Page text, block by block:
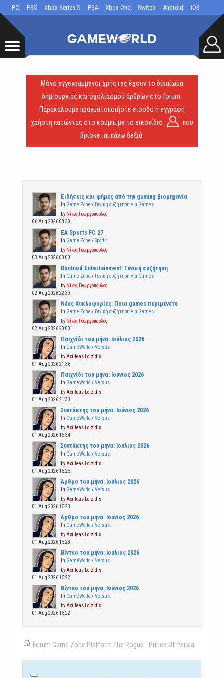
PC PS5 Xbox Series X PS4 Xbox One Switch Android iOS
Μόνο εγγεγραμμένοι χρήστες έχουν το δικαίωμα
δημιουργίας και σχολιασμού άρθρων στο forum.
Παρακαλούμε πραγματοποιήστε είσοδο ή εγγραφή
χρήστη πατώντας στο κουμπί με το εικονίδιο
που
βρίσκεται πάνω δεξιά.
Ειδήσεις και φήμες από την gaming βιομηχανία
In Game Zone / Γενική συζήτηση για Games
by Νίκος Γεωργόπουλος
06 Aug 2026 08:30
EA Sports FC 27
In Game Zone /Sports
by Νίκος Γεωργόπουλος
03 Aug 2026 00:00
Dontnod Entertainment: Γενική συζήτηση
In Game Zone / Γενική συζήτηση για Games
by Νίκος Γεωργόπουλος
02 Aug 2026 22:30
Νέες Κυκλοφορίες: Ποια games περιμένετε
In Game Zone / Γενική συζήτηση για Games
by Νίκος Γεωργόπουλος
02 Aug 2026 20:00
Παιχνίδι του μήνα: Ιούλιος 2026
In GameWorld /Versus
by Axilleas Loizidis
01 Aug 2026 21:36
Παιχνίδι του μήνα: Ιούνιος 2026
In GameWorld /Versus
by Axilleas Loizidis
01 Aug 2026 21:30
Συντάκτης του μήνα: Ιούνιος 2026
In GameWorld /Versus
by Axilleas Loizidis
01 Aug 2026 15:34
Συντάκτης του μήνα: Ιούλιος 2026
In GameWorld /Versus
by Axilleas Loizidis
01 Aug 2026 15:25
Άρθρο του μήνα: Ιούλιος 2026
In GameWorld /Versus
by Axilleas Loizidis
01 Aug 2026 15:23
Άρθρο του μήνα: Ιούνιος 2026
In GameWorld /Versus
by Axilleas Loizidis
01 Aug 2026 15:23
Βίντεο του μήνα: Ιούλιος 2026
In GameWorld /Versus
by Axilleas Loizidis
01 Aug 2026 15:22
Βίντεο του μήνα: Ιούνιος 2026
In GameWorld /Versus
by Axilleas Loizidis
01 Aug 2026 15:22
Forum Game Zone Platform The Rogue - Prince Of Persia